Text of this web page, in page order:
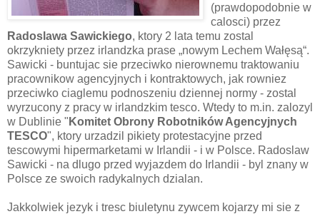
(prawdopodobnie w
calosci) przez
Radoslawa Sawickiego, ktory 2 lata temu zostal
okrzykniety przez irlandzka prase „nowym Lechem Wałęsą“.
Sawicki - buntujac sie przeciwko nierownemu traktowaniu
pracownikow agencyjnych i kontraktowych, jak rowniez
przeciwko ciaglemu podnoszeniu dziennej normy - zostal
wyrzucony z pracy w irlandzkim tesco. Wtedy to m.in. zalozyl
w Dublinie " Komitet Obrony RobotnikówAgencyjnych
TESCO", ktory urzadzil pikiety protestacyjne przed
tescowymi hipermarketami w Irlandii - i w Polsce. Radoslaw
Sawicki - na dlugo przed wyjazdem do Irlandii - byl znany w
Polsce ze swoich radykalnych dzialan.
Jakkolwiek jezyk i tresc biuletynu zywcem kojarzy mi sie z